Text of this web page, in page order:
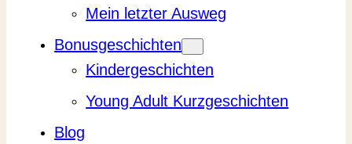
Mein letzter Ausweg
Bonusgeschichten
Kindergeschichten
Young Adult Kurzgeschichten
Blog